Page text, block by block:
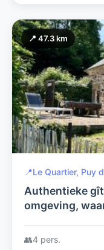
📍 47.3 km
📍Le Quartier, Puy
Authentieke
omgeving,
👥4 pers.